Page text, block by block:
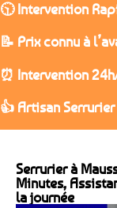
🕥 Intervention
📝 Prix connu à
⏰ Intervention
👍 Artisan
Serrurier à
Minutes,
la journée